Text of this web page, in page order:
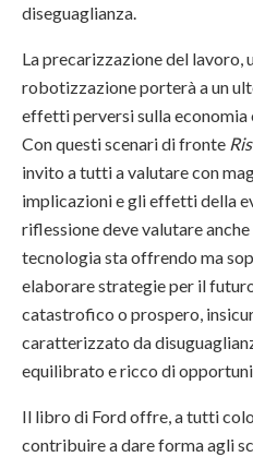
diseguaglianza.
La precarizzazione del lavoro,
robotizzazione porterà a un
effetti perversi sulla economia
Con questi scenari di fronte
invito a tutti a valutare con
implicazioni e gli effetti della
riflessione deve valutare
tecnologia sta offrendo ma
elaborare strategie per il
catastrofico o prospero,
caratterizzato da
equilibrato e ricco di
Il libro di Ford offre, a tutti
contribuire a dare forma agli